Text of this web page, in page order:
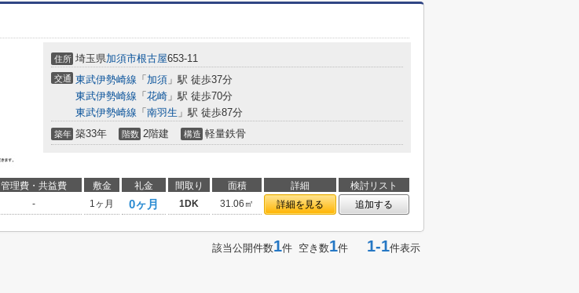
住所 埼玉県加須市根古屋653-11
交通 東武伊勢崎線 「 加須 」駅 徒歩37分
東武伊勢崎線 「 花崎 」駅 徒歩70分
東武伊勢崎線 「 南羽生 」駅 徒歩87分
築年 築33年 階数 2階建 構造 軽量鉄骨
管理費・共益費 敷金 礼金 間取り 面積 詳細
検討リスト
- 1ヶ月 0ヶ月 1DK 31.06㎡ 詳細を見る 追加する
該当公開件数1件 空き数1件 1-1件表示